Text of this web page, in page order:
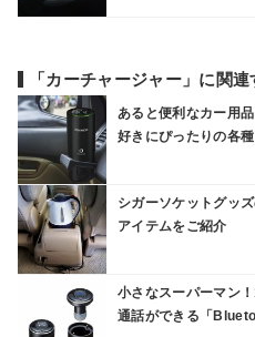
「カーチャージャー」に関
あると便利なカー用
好きにぴったりの各
シガーソケットグッ
アイテムをご紹介
小さなスーパーマン
通話ができる「